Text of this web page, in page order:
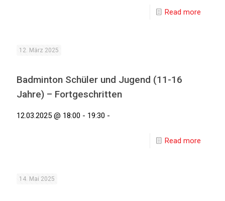
Read more
12. März 2025
Badminton Schüler und Jugend (11-16
Jahre) – Fortgeschritten
12.03.2025 @ 18:00 - 19:30 -
Read more
14. Mai 2025